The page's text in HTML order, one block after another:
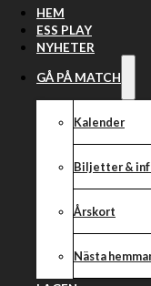
HEM
ESS PLAY
NYHETER
GÅ PÅ MATCH
Kalender
Biljetter &
Årskort
Nästa